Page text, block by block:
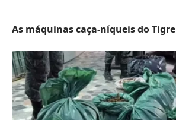
As máquinas caça-níqueis do Tigre